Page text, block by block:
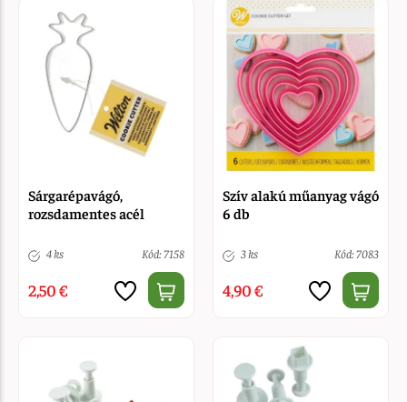
Sárgarépavágó,
rozsdamentes acél
4 ks Kód: 7158
2,50 €
Szív alakú műanyag vágó
6 db
3 ks Kód: 7083
4,90 €